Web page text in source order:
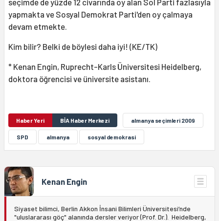
yapmakta ve Sosyal Demokrat Parti'den oy çalmaya
devam etmekte.
Kim bilir? Belki de böylesi daha iyi! (KE/TK)
* Kenan Engin, Ruprecht-Karls Üniversitesi Heidelberg,
doktora öğrencisi ve üniversite asistanı.
Haber Yeri BİA Haber Merkezi almanya seçimleri 2009
SPD almanya sosyal demokrasi
Kenan Engin
Siyaset bilimci, Berlin Akkon İnsani Bilimleri Üniversitesi’nde
"uluslararası göç" alanında dersler veriyor (Prof. Dr.). Heidelberg,